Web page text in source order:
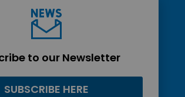
to our Newsletter
SUBSCRIBE HERE